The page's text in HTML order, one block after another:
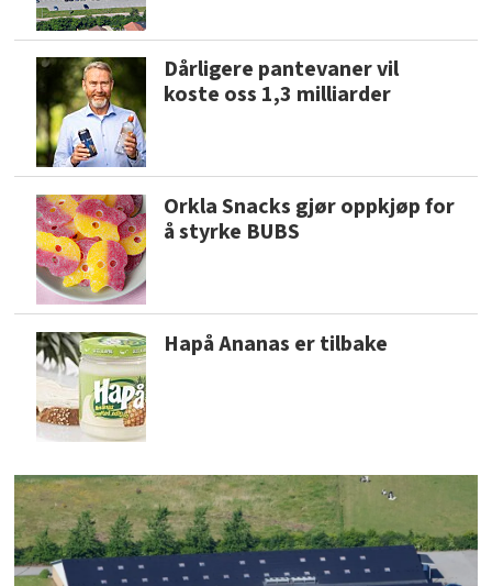
Dårligere pantevaner vil
koste oss 1,3 milliarder
Orkla Snacks gjør oppkjøp for
å styrke BUBS
Hapå Ananas er tilbake